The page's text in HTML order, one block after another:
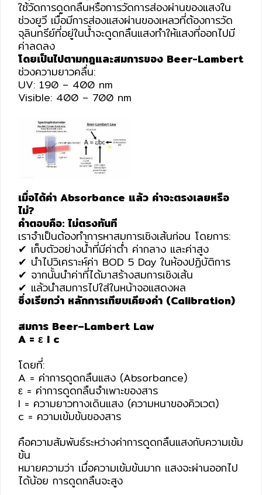
ใช้วัดการดูดกลืนหรือการวัดการส่องผ่านของแสงใน
ช่วงยูวี เมื่อมีการส่องแสงผ่านของเหลวที่ต้องการวัด
จุลินทรีย์ที่อยู่ในน้ำจะดูดกลืนแสงทำให้แสงที่ออกไปมี
ค่าลดลง
โดยเป็นไปตามกฎและสมการของ Beer-Lambert
ช่วงความยาวคลื่น:
UV: 190 – 400 nm
Visible: 400 – 700 nm
เมื่อได้ค่า Absorbance แล้ว ค่าจะตรงเลยหรือ
ไม่?
คำตอบคือ: ไม่ตรงทันที
เราจำเป็นต้องทำการหาสมการเชิงเส้นก่อน โดยการ:
✔ เก็บตัวอย่างน้ำที่มีค่าต่ำ ค่ากลาง และค่าสูง
✔ นำไปวิเคราะห์ค่า BOD 5 Day ในห้องปฏิบัติการ
✔ จากนั้นนำค่าที่ได้มาสร้างสมการเชิงเส้น
✔ แล้วนำสมการไปใส่ในหน้าจอแสดงผล
ซึ่งเรียกว่า หลักการเทียบเคียงค่า (Calibration)
สมการ Beer–Lambert Law
A = ε l c
โดยที่:
A = ค่าการดูดกลืนแสง (Absorbance)
ε = ค่าการดูดกลืนจำเพาะของสาร
l = ความยาวทางเดินแสง (ความหนาของคิวเวต)
c = ความเข้มข้นของสาร
คือความสัมพันธ์ระหว่างค่าการดูดกลืนแสงกับความเข้ม
ข้น
หมายความว่า เมื่อความเข้มข้นมาก แสงจะผ่านออกไป
ได้น้อย การดูดกลืนจะสูง